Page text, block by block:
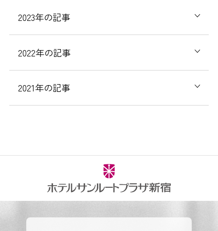
2023年の記事
2022年の記事
2021年の記事